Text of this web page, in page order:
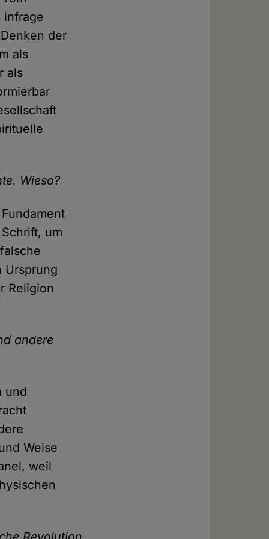
infrage
der
als
als
Wieso?
um
Ursprung
Religion
andere
und
Weise
weil